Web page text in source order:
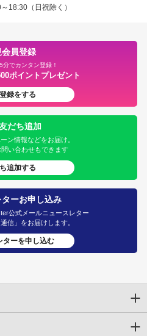
18:30（日祝除く）
会員登録
分でカンタン登録！
ポイントプレゼント
録をする
だち追加
ン情報などをお届け。
い合わせもできます
追加する
ーお申し込み
公式メールニュースレター
信」をお届けします。
ターを申し込む